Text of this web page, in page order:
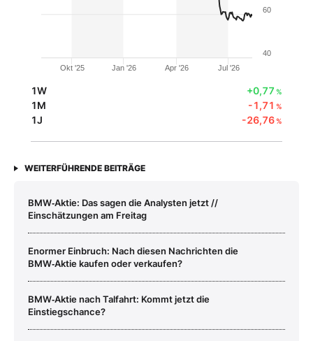
Okt '25 Jan '26 Apr '26 Jul '26
40
60
1W +0,77 %
1M -1,71 %
1J -26,76%
WEITERFÜHRENDE BEITRÄGE
BMW‑Aktie: Das sagen die Analysten jetzt //
Einschätzungen am Freitag
Enormer Einbruch: Nach diesen Nachrichten die
BMW‑Aktie kaufen oder verkaufen?
BMW‑Aktie nach Talfahrt: Kommt jetzt die
Einstiegschance?